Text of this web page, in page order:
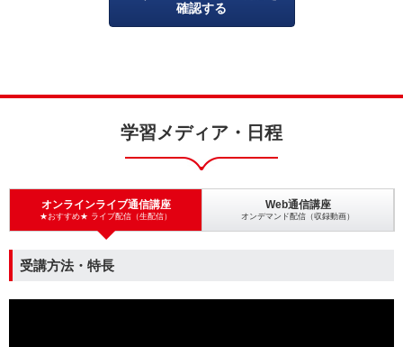
確認する
学習メディア・日程
オンラインライブ通信講座
★おすすめ★ ライブ配信（生配信）
Web通信講座
オンデマンド配信（収録動画）
受講方法・特長